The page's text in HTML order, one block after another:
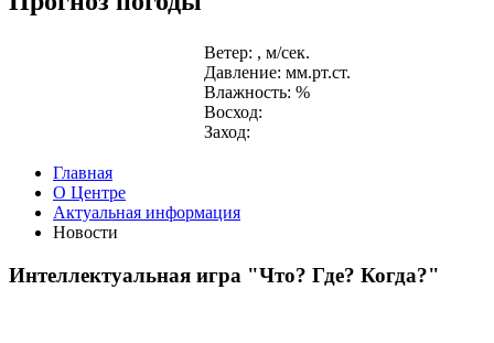
Ветер: , м/сек.
Давление: мм.рт.ст.
Влажность: %
Восход:
Заход:
Главная
О Центре
Актуальная информация
Новости
Интеллектуальная игра "Что? Где? Когда?"